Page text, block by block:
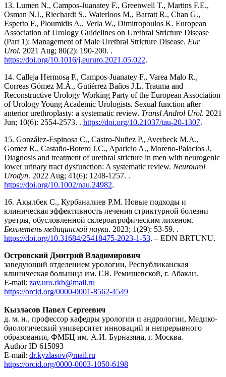
13. Lumen N., Campos-Juanatey F., Greenwell T., Martins F.E.,
Osman N.I., Riechardt S., Waterloos M., Barratt R., Chan G.,
Esperto F., Ploumidis A., Verla W., Dimitropoulos K. European
Association of Urology Guidelines on Urethral Stricture Disease
(Part 1): Management of Male Urethral Stricture Disease. Eur
Urol. 2021 Aug; 80(2): 190-200. .
https://doi.org/10.1016/j.eururo.2021.05.022.
14. Calleja Hermosa P., Campos-Juanatey F., Varea Malo R.,
Correas Gómez M.Á., Gutiérrez Baños J.L. Trauma and
Reconstructive Urology Working Party of the European Association
of Urology Young Academic Urologists. Sexual function after
anterior urethroplasty: a systematic review. Transl Androl Urol. 2021
Jun; 10(6): 2554-2573. . https://doi.org/10.21037/tau-20-1307.
15. González-Espinosa C., Castro-Nuñez P., Averbeck M.A.,
Gomez R., Castaño-Botero J.C., Aparicio A., Moreno-Palacios J.
Diagnosis and treatment of urethral stricture in men with neurogenic
lower urinary tract dysfunction: A systematic review. Neurourol
Urodyn. 2022 Aug; 41(6): 1248-1257. .
https://doi.org/10.1002/nau.24982.
16. Акылбек С., Курбаналиев Р.М. Новые подходы и
клиническая эффективность лечения стриктурной болезни
уретры, обусловленной склероатрофическим лихеном.
Бюллетень медицинской науки. 2023; 1(29): 53-59. .
https://doi.org/10.31684/25418475-2023-1-53. – EDN BRTUNU.
Островский Дмитрий Владимирович
заведующий отделением урологии, Республиканская
клиническая больница им. Г.Я. Ремишевской, г. Абакан.
E-mail: zav.uro.rkb@mail.ru
https://orcid.org/0000-0001-8562-4549
Кызласов Павел Сергеевич
д. м. н., профессор кафедры урологии и андрологии, Медико-
биологический университет инноваций и непрерывного
образования, ФМБЦ им. А.И. Бурназяна, г. Москва.
Author ID 615093
E-mail: dr.kyzlasov@mail.ru
https://orcid.org/0000-0003-1050-6198